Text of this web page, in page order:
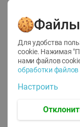
12
1.05 руб./
руб./шт
Корм влаж. для
Для удобства
cookie. Нажимая
нами файлов
обработки файлов
Настроить